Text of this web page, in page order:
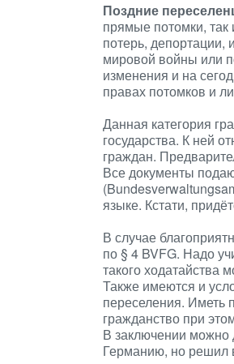
Поздние
прямые потомки,
потерь, депортации,
мировой войны или
изменения и на
правах потомков и
Данная категория
государства. К ней
граждан.
Все документы
языке. Кстати,
В случае
по § 4 BVFG. Надо
такого ходатайства
Также имеются и
переселения. Иметь
гражданство при
В заключении можно
Германию, но решил